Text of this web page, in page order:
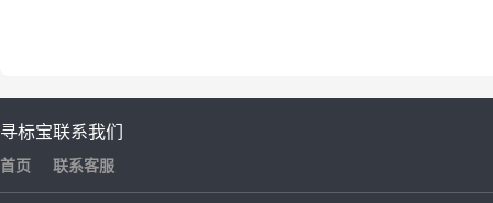
寻标宝
首页
联系我们
联系客服